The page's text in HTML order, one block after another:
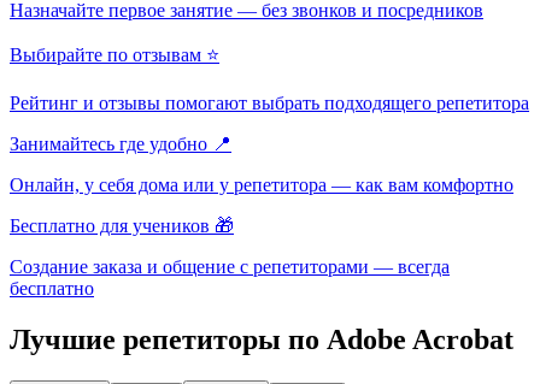
Назначайте первое занятие — без звонков и посредников
Выбирайте по отзывам ⭐
Рейтинг и отзывы помогают выбрать подходящего репетитора
Занимайтесь где удобно 📍
Онлайн, у себя дома или у репетитора — как вам комфортно
Бесплатно для учеников 🎁
Создание заказа и общение с репетиторами — всегда
бесплатно
Лучшие репетиторы по Adobe Acrobat